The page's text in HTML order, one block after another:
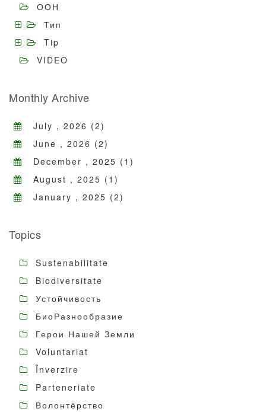
ООН
Тип
Tip
VIDEO
Monthly Archive
July , 2026 (2)
June , 2026 (2)
December , 2025 (1)
August , 2025 (1)
January , 2025 (2)
Topics
Sustenabilitate
Biodiversitate
Устойчивость
БиоРазнообразие
Герои Нашей Земли
Voluntariat
Înverzire
Parteneriate
Волонтёрство